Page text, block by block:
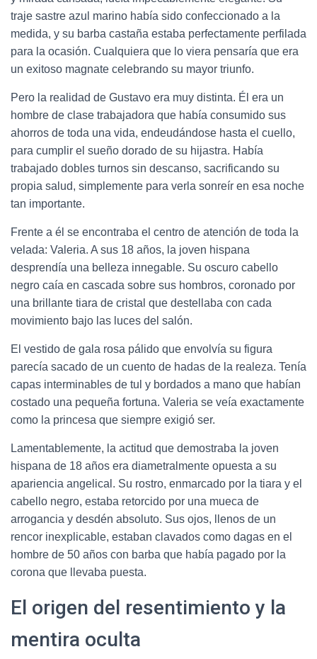
traje sastre azul marino había sido confeccionado a la
medida, y su barba castaña estaba perfectamente perfilada
para la ocasión. Cualquiera que lo viera pensaría que era
un exitoso magnate celebrando su mayor triunfo.
Pero la realidad de Gustavo era muy distinta. Él era un
hombre de clase trabajadora que había consumido sus
ahorros de toda una vida, endeudándose hasta el cuello,
para cumplir el sueño dorado de su hijastra. Había
trabajado dobles turnos sin descanso, sacrificando su
propia salud, simplemente para verla sonreír en esa noche
tan importante.
Frente a él se encontraba el centro de atención de toda la
velada: Valeria. A sus 18 años, la joven hispana
desprendía una belleza innegable. Su oscuro cabello
negro caía en cascada sobre sus hombros, coronado por
una brillante tiara de cristal que destellaba con cada
movimiento bajo las luces del salón.
El vestido de gala rosa pálido que envolvía su figura
parecía sacado de un cuento de hadas de la realeza. Tenía
capas interminables de tul y bordados a mano que habían
costado una pequeña fortuna. Valeria se veía exactamente
como la princesa que siempre exigió ser.
Lamentablemente, la actitud que demostraba la joven
hispana de 18 años era diametralmente opuesta a su
apariencia angelical. Su rostro, enmarcado por la tiara y el
cabello negro, estaba retorcido por una mueca de
arrogancia y desdén absoluto. Sus ojos, llenos de un
rencor inexplicable, estaban clavados como dagas en el
hombre de 50 años con barba que había pagado por la
corona que llevaba puesta.
El origen del resentimiento y la
mentira oculta